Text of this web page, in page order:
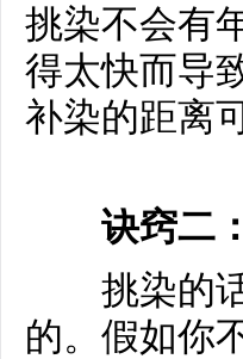
挑染不会有
得太快而导
补染的距离
诀窍二
挑染的话
的。假如你